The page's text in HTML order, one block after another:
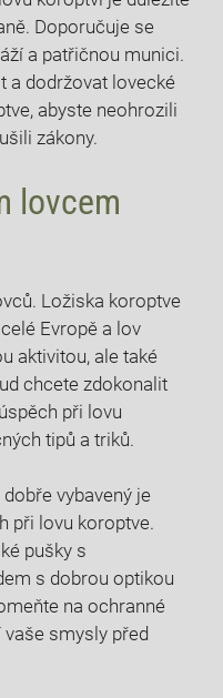
Doporučuje se
a patřičnou munici.
a dodržovat lovecké
abyste ‍neohrozili
zákony.
lovcem
Ložiska koroptve
Evropě a lov
aktivitou, ale také
chcete zdokonalit
při lovu
tipů a ‍triků.
vybavený ‍je
při lovu koroptve.
pušky s
s​ dobrou optikou
na ochranné
vaše smysly před